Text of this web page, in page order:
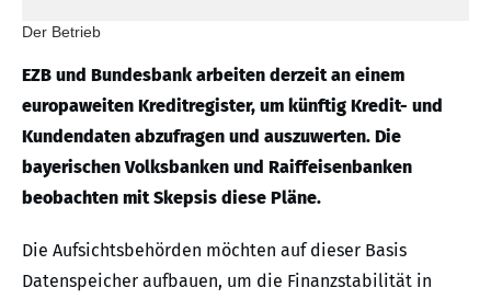
Der Betrieb
EZB und Bundesbank arbeiten derzeit an einem
europaweiten Kreditregister, um künftig Kredit- und
Kundendaten abzufragen und auszuwerten. Die
bayerischen Volksbanken und Raiffeisenbanken
beobachten mit Skepsis diese Pläne.
Die Aufsichtsbehörden möchten auf dieser Basis
Datenspeicher aufbauen, um die Finanzstabilität in